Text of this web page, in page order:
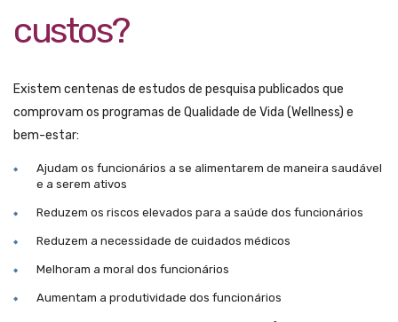
custos?
Existem centenas de estudos de pesquisa publicados que
comprovam os programas de Qualidade de Vida (Wellness) e
bem-estar:
Ajudam os funcionários a se alimentarem de maneira saudável
e a serem ativos
Reduzem os riscos elevados para a saúde dos funcionários
Reduzem a necessidade de cuidados médicos
Melhoram a moral dos funcionários
Aumentam a produtividade dos funcionários